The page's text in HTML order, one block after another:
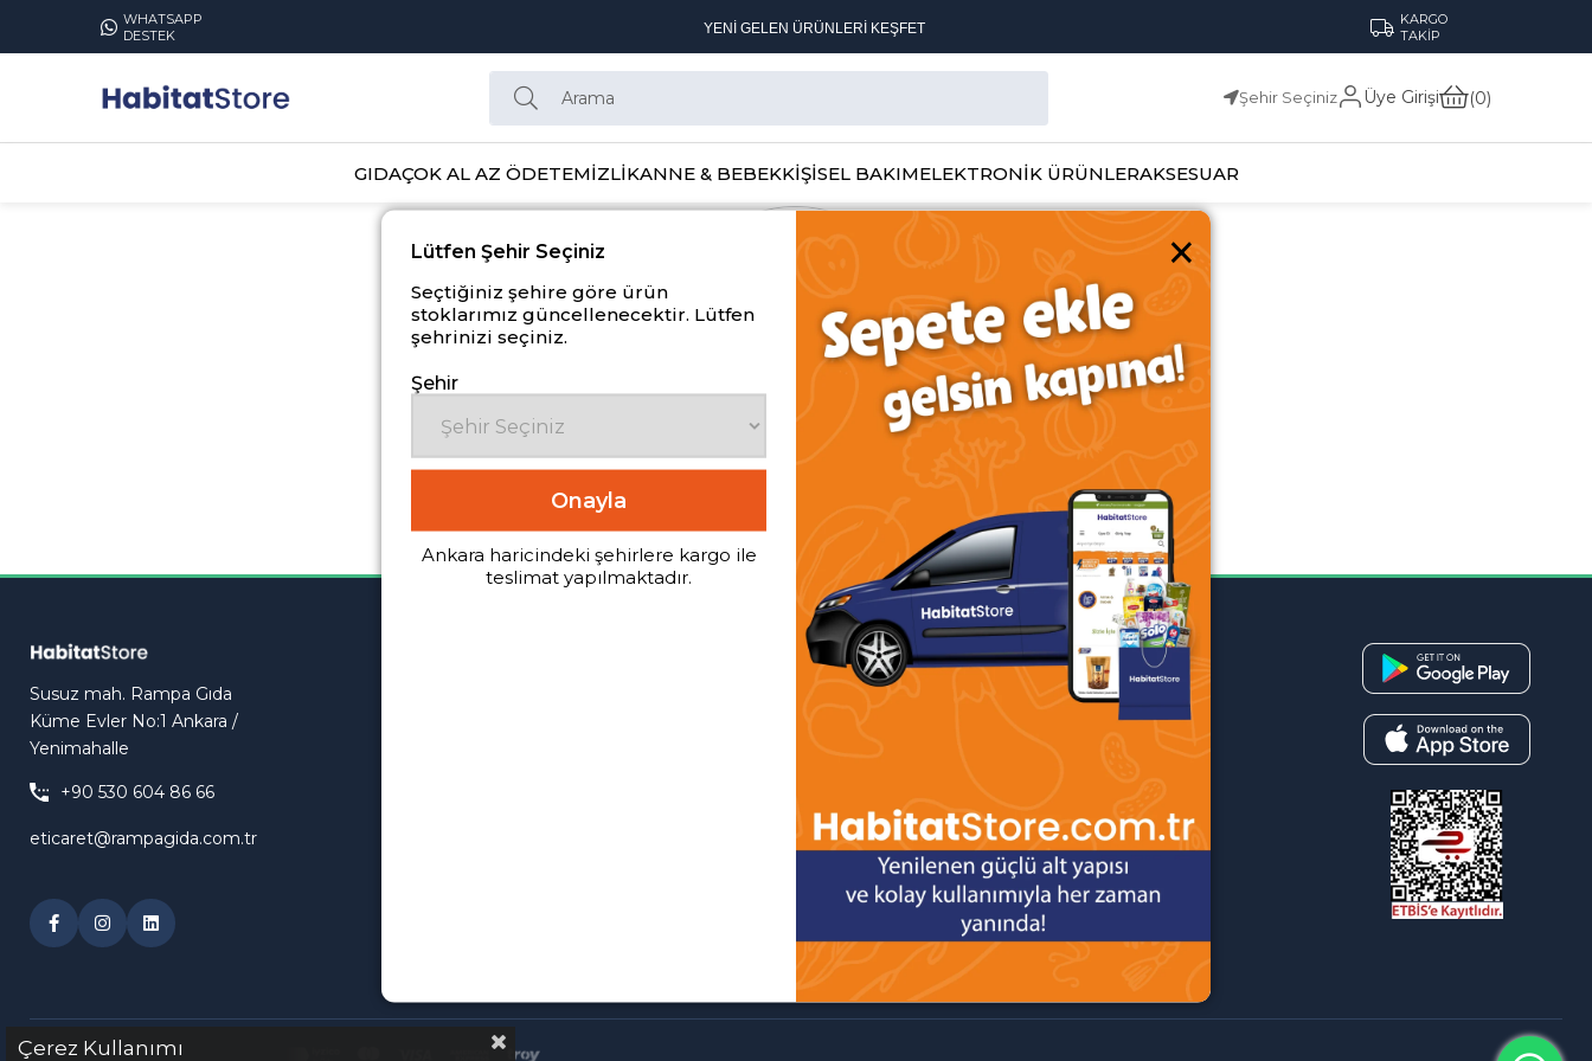
WHATSAPP
DESTEK
YENİ GELEN ÜRÜNLERİ KEŞFET
KARGO
TAKİP
Şehir Seçiniz
×
Lütfen Şehir Seçiniz
Seçtiğiniz şehire göre ürün
stoklarımız güncellenecektir. Lütfen
şehrinizi seçiniz.
Şehir
Onayla
Ankara haricindeki şehirlere kargo ile
teslimat yapılmaktadır.
Üye Girişi 0
GIDAÇOK AL AZ ÖDETEMİZLİKANNE & BEBEKKİŞİSEL BAKIMELEKTRONİK ÜRÜNLERAKSESUAR
Susuz mah. Rampa Gıda
Küme Evler No:1 Ankara /
Yenimahalle
+90 530 604 86 66
eticaret@rampagida.com.tr
YARDIM & DESTEK
Gizlilik Politikası
Kişisel Veriler Politikası
Mesafeli Satış Sözleşmesi
İptal ve İade Politikası
Teslimat Koşulları
ÜYELİK
Giriş Yap
Hemen Üye Ol
Sepetim
Sipariş Takibi
İletişim
Çerez Kullanımı